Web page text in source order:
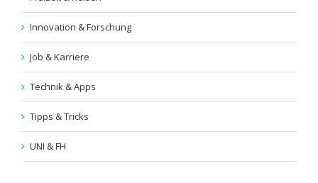
Innovation & Forschung
Job & Karriere
Technik & Apps
Tipps & Tricks
UNI & FH